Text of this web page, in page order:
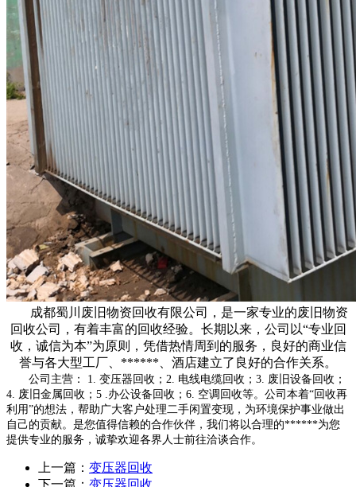
成都蜀川废旧物资回收有限公司，是一家专业的废旧物资
回收公司，有着丰富的回收经验。长期以来，公司以“专业回
收，诚信为本”为原则，凭借热情周到的服务，良好的商业信
誉与各大型工厂、******、酒店建立了良好的合作关系。
公司主营： 1. 变压器回收；2. 电线电缆回收；3. 废旧设备回收；
4. 废旧金属回收；5 .办公设备回收；6. 空调回收等。公司本着“回收再
利用”的想法，帮助广大客户处理二手闲置变现，为环境保护事业做出
自己的贡献。是您值得信赖的合作伙伴，我们将以合理的******为您
提供专业的服务，诚挚欢迎各界人士前往洽谈合作。
上一篇： 变压器回收